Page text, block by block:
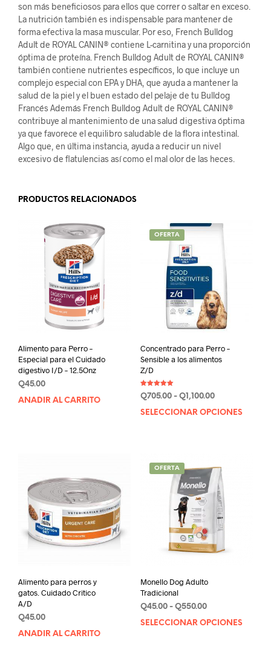
son más beneficiosos para ellos que correr o saltar en exceso.
La nutrición también es indispensable para mantener de
forma efectiva la masa muscular. Por eso, French Bulldog
Adult de ROYAL CANIN® contiene L-carnitina y una proporción
óptima de proteína. French Bulldog Adult de ROYAL CANIN®
también contiene nutrientes específicos, lo que incluye un
complejo especial con EPA y DHA, que ayuda a mantener la
salud de la piel y el buen estado del pelaje de tu Bulldog
Francés Además French Bulldog Adult de ROYAL CANIN®
contribuye al mantenimiento de una salud digestiva óptima
ya que favorece el equilibro saludable de la flora intestinal.
Algo que, en última instancia, ayuda a reducir un nivel
excesivo de flatulencias así como el mal olor de las heces.
PRODUCTOS RELACIONADOS
Alimento para Perro –
Especial para el Cuidado
digestivo I/D – 12.5Onz
Q45.00
AÑADIR AL CARRITO
OFERTA
Concentrado para Perro –
Sensible a los alimentos
Z/D
Valorado en
5.00
Q705.00 - Q1,100.00Rango
de
SELECCIONAR OPCIONES
Alimento para perros y
gatos. Cuidado Critico
A/D
Q45.00
AÑADIR AL CARRITO
OFERTA
Monello Dog Adulto
Tradicional
Q45.00 - Q550.00Rango
de
SELECCIONAR OPCIONES